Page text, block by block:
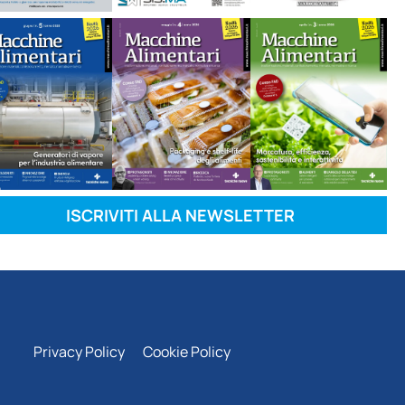
ISCRIVITI ALLA NEWSLETTER
Privacy Policy Cookie Policy